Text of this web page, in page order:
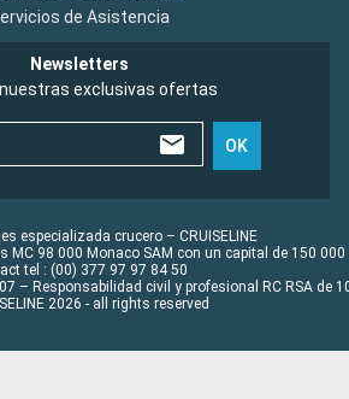
de Asistencia
Newsletters
nuestras exclusivas ofertas
OK
especializada crucero – CRUISELINE
MC 98 000 Monaco SAM con un capital de 150 000
tel : (00) 377 97 97 84 50
– Responsabilidad civil y profesional RC RSA de
2026 - all rights reserved